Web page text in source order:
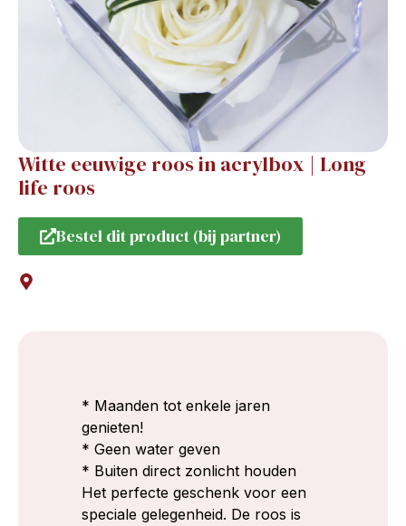
Witte eeuwige roos in acrylbox | Long
life roos
Bestel dit product (bij partner)
* Maanden tot enkele jaren
genieten!
* Geen water geven
* Buiten direct zonlicht houden
Het perfecte geschenk voor een
speciale gelegenheid. De roos is